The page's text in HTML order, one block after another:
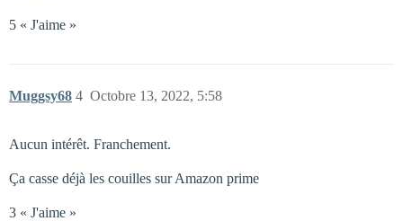
5 « J'aime »
Muggsy68 Octobre 13, 2022, 5:58
4
Aucun intérêt. Franchement.
Ça casse déjà les couilles sur Amazon prime
3 « J'aime »